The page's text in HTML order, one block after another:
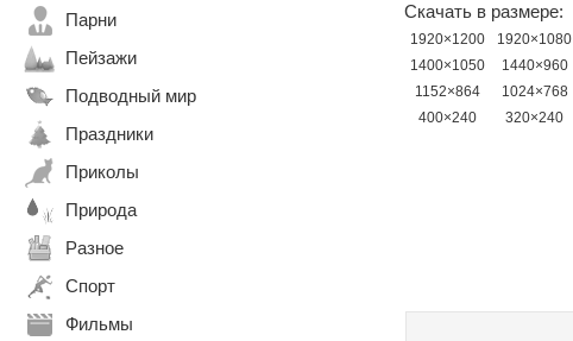
Парни
Пейзажи
Подводный мир
Праздники
Приколы
Природа
Разное
Спорт
Фильмы
Скачать в размере:
1920×1200 1920×1080
1400×1050
1440×960
1152×864
1024×768
400×240
320×240